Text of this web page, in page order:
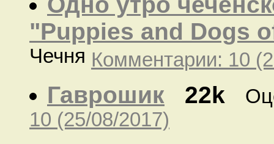
"Puppies and Dogs
Чечня Комментарии: 10
Гаврошик 22k
10 (25/08/2017)